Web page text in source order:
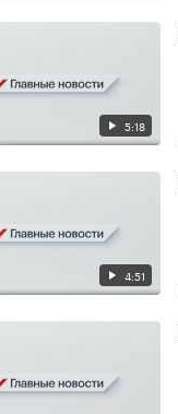
5:18
4:51